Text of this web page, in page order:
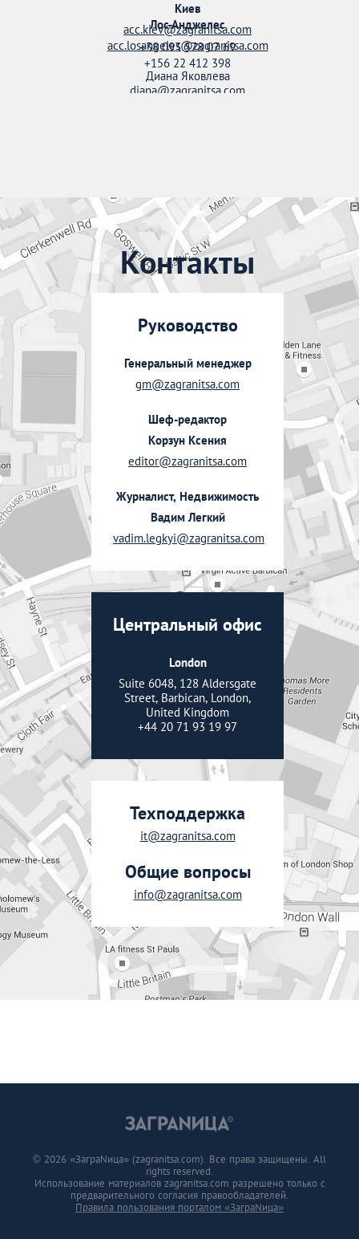
Киев
acc.kiev@zagranitsa.com
+38 093 578 07 69
Диана Яковлева
diana@zagranitsa.com
Лос-Анджелес
acc.losangeles@zagranitsa.com
+156 22 412 398
Контакты
Руководство
Генеральный менеджер
gm@zagranitsa.com
Шеф-редактор
Корзун Ксения
editor@zagranitsa.com
Журналист, Недвижимость
Вадим Легкий
vadim.legkyi@zagranitsa.com
Центральный офис
London
Suite 6048, 128 Aldersgate
Street, Barbican, London,
United Kingdom
+44 20 71 93 19 97
Техподдержка
it@zagranitsa.com
Общие вопросы
info@zagranitsa.com
© 2026 «ЗаграNица» (zagranitsa.com). Все права защищены. All
rights reserved.
Использование материалов zagranitsa.com разрешено только с
предварительного согласия правообладателей.
Правила пользования порталом «ЗаграNица»